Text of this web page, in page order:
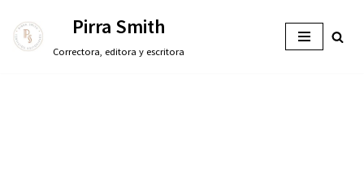
Saltar
Pirra Smith
Correctora, editora y escritora